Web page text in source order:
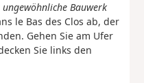
Bauwerk
le Bas des Clos ab, der
Gehen Sie am Ufer
Sie links den